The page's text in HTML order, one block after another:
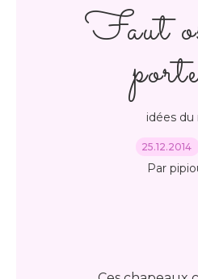
Faut
idées du
25.12.2014
Par